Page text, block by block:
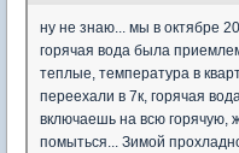
ну не знаю... мы в октябре
горячая вода была
теплые, температура в
переехали в 7к, горячая
включаешь на всю горячую,
помыться... Зимой